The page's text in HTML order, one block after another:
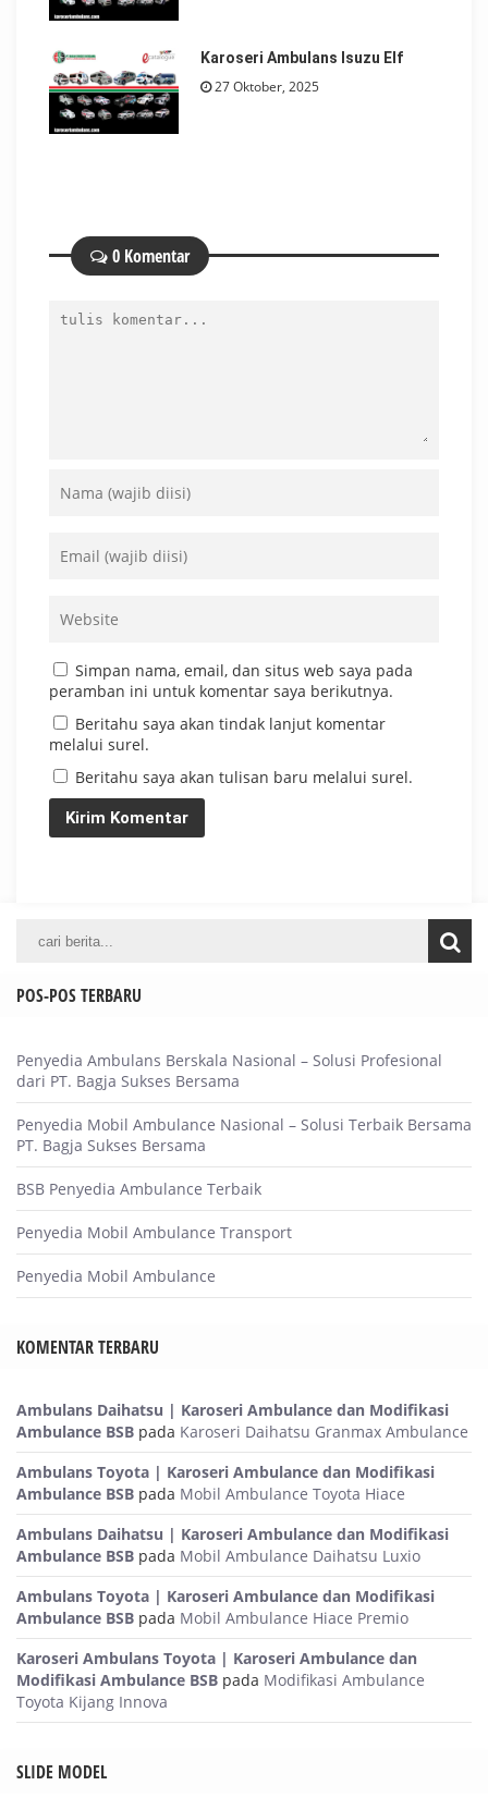
Karoseri Ambulans Isuzu Elf
27 Oktober, 2025
0 Komentar
Simpan nama, email, dan situs web saya pada
peramban ini untuk komentar saya berikutnya.
Beritahu saya akan tindak lanjut komentar
melalui surel.
Beritahu saya akan tulisan baru melalui surel.
POS-POS TERBARU
Penyedia Ambulans Berskala Nasional – Solusi Profesional
dari PT. Bagja Sukses Bersama
Penyedia Mobil Ambulance Nasional – Solusi Terbaik Bersama
PT. Bagja Sukses Bersama
BSB Penyedia Ambulance Terbaik
Penyedia Mobil Ambulance Transport
Penyedia Mobil Ambulance
KOMENTAR TERBARU
Ambulans Daihatsu | Karoseri Ambulance dan Modifikasi
Ambulance BSB pada Karoseri Daihatsu Granmax Ambulance
Ambulans Toyota | Karoseri Ambulance dan Modifikasi
Ambulance BSB pada Mobil Ambulance Toyota Hiace
Ambulans Daihatsu | Karoseri Ambulance dan Modifikasi
Ambulance BSB pada Mobil Ambulance Daihatsu Luxio
Ambulans Toyota | Karoseri Ambulance dan Modifikasi
Ambulance BSB pada Mobil Ambulance Hiace Premio
Karoseri Ambulans Toyota | Karoseri Ambulance dan
Modifikasi Ambulance BSB pada Modifikasi Ambulance
Toyota Kijang Innova
SLIDE MODEL